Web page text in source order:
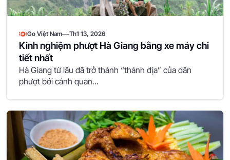
Go Việt Nam—Th1 13, 2026
Kinh nghiệm phượt Hà Giang bằng xe máy chi
tiết nhất
Hà Giang từ lâu đã trở thành “thánh địa” của dân
phượt bởi cảnh quan...